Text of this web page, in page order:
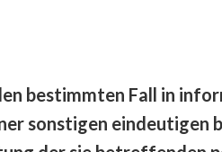
bestimmten Fall in
sonstigen